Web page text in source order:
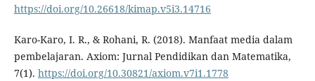
https://doi.org/10.26618/kimap.v5i3.14716
Karo-Karo, I. R., & Rohani, R. (2018). Manfaat media dalam
pembelajaran. Axiom: Jurnal Pendidikan dan Matematika,
7(1). https://doi.org/10.30821/axiom.v7i1.1778